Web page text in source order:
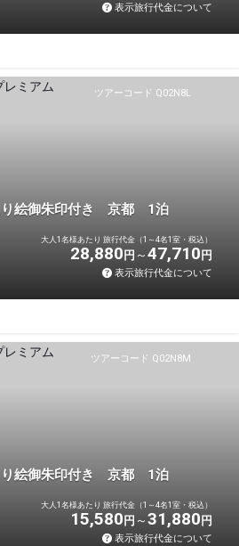
表示旅行代金について
ツアーコード Q02N8L
り絵御朱印付き 京都 1泊
大人1名様あたり 旅行代金（1～4名1室・税込）
28,880 円 47,710 円
表示旅行代金について
ツアーコード Q02N8M
り絵御朱印付き 京都 1泊
大人1名様あたり 旅行代金（1～4名1室・税込）
15,580 円 31,880 円
表示旅行代金について